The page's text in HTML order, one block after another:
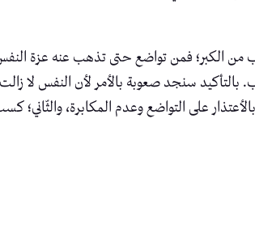
الكبر؛ فمن تواضع حتى تذهب عنه عزة النفس
بالتأكيد سنجد صعوبة بالأمر لأن النفس
على التواضع وعدم المكابرة،